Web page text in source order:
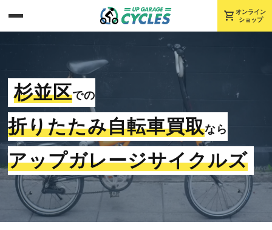
shopping_cart オンライン
ショップ
杉並区での
折りたたみ自転車買取なら
アップガレージサイクルズ